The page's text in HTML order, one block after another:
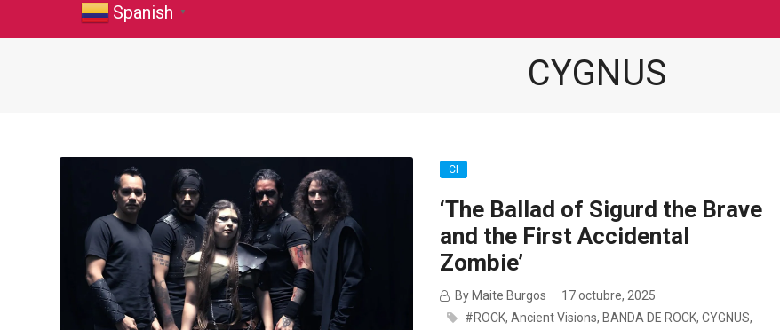
Spanish ▼
CYGNUS
CI
‘The Ballad of Sigurd the Brave
and the First Accidental
Zombie’
By Maite Burgos
17 octubre, 2025
#ROCK,Ancient Visions, BANDA DE ROCK,CYGNUS,